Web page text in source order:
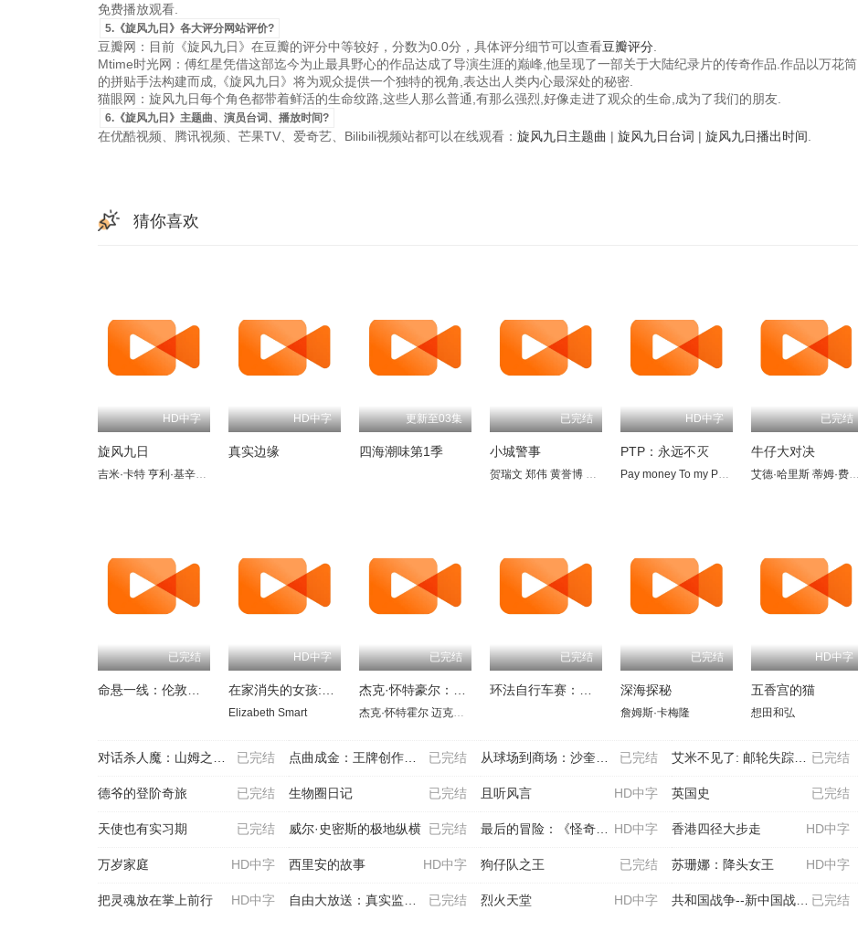
免费播放观看.
5.《旋风九日》各大评分网站评价?
豆瓣网：目前《旋风九日》在豆瓣的评分中等较好，分数为0.0分，具体评分细节可以查看豆瓣评分
Mtime时光网：傅红星凭借这部迄今为止最具野心的作品达成了导演生涯的巅峰,他呈现了一部关于大陆纪录片的传奇作品.作品以万花筒
的拼贴手法构建而成,《旋风九日》将为观众提供一个独特的视角,表达出人类内心最深处的秘密.
猫眼网：旋风九日每个角色都带着鲜活的生命纹路,这些人那么普通,有那么强烈,好像走进了观众的生命,成为了我们的朋友.
6.《旋风九日》主题曲、演员台词、播放时间?
在优酷视频、腾讯视频、芒果TV、爱奇艺、Bilibili视频站都可以在线观看： 旋风九日主题曲 | 旋风九日台词 | 旋风九日播出时间
猜你喜欢
HD中字
旋风九日
吉米·卡特 亨利·基辛格
HD中字
真实边缘
更新至03集
四海潮味第1季
已完结
小城警事
贺瑞文 郑伟 黄誉博 香奈儿 蔡文凯
HD中字
PTP：永远不灭
Pay money To my Pain
已完结
牛仔大对决
艾德·哈里斯 蒂姆·费林汉姆
已完结 HD中字
Elizabeth Smart
已完结
杰克·怀特霍尔 迈克尔·怀特霍尔
已完结 已完结
深海探秘
詹姆斯·卡梅隆
HD中字
五香宫的猫
想田和弘
已完结
对话杀人魔：山姆之子访谈录 已完结
点曲成金：王牌创作人幕后直击 已完结
从球场到商场：沙奎尔·奥尼尔的品牌经营路 已完结
艾米不见了: 邮轮失踪悬案
已完结
德爷的登阶奇旅 已完结
生物圈日记 HD中字
且听风言 已完结
英国史
已完结
天使也有实习期 已完结
威尔·史密斯的极地纵横 HD中字
最后的冒险：《怪奇物语》第五季幕后 HD中字
香港四径大步走
HD中字
万岁家庭 HD中字
西里安的故事 已完结
狗仔队之王 HD中字
苏珊娜：降头女王
HD中字
把灵魂放在掌上前行 已完结
自由大放送：真实监狱实验第二季 HD中字
烈火天堂 已完结
共和国战争--新中国战争风云录